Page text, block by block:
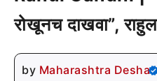
रोखूनच दाखवा”,
by Maharashtra Desha